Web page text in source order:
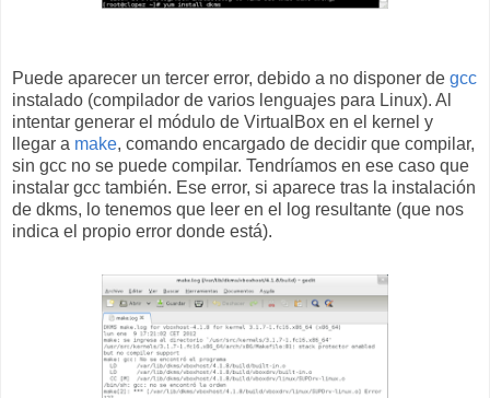
Puede aparecer un tercer error, debido a no disponer de gcc
instalado (compilador de varios lenguajes para Linux). Al
intentar generar el módulo de VirtualBox en el kernel y
llegar a make, comando encargado de decidir que compilar,
sin gcc no se puede compilar. Tendríamos en ese caso que
instalar gcc también. Ese error, si aparece tras la instalación
de dkms, lo tenemos que leer en el log resultante (que nos
indica el propio error donde está).